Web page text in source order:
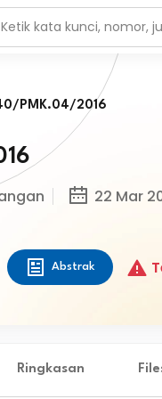
PMK.04/2016
22 Mar
Abstrak
Ringkasan